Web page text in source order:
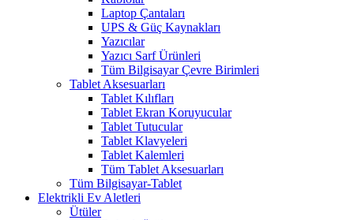
Laptop Çantaları
UPS & Güç Kaynakları
Yazıcılar
Yazıcı Sarf Ürünleri
Tüm Bilgisayar Çevre Birimleri
Tablet Aksesuarları
Tablet Kılıfları
Tablet Ekran Koruyucular
Tablet Tutucular
Tablet Klavyeleri
Tablet Kalemleri
Tüm Tablet Aksesuarları
Tüm Bilgisayar-Tablet
Elektrikli Ev Aletleri
Ütüler